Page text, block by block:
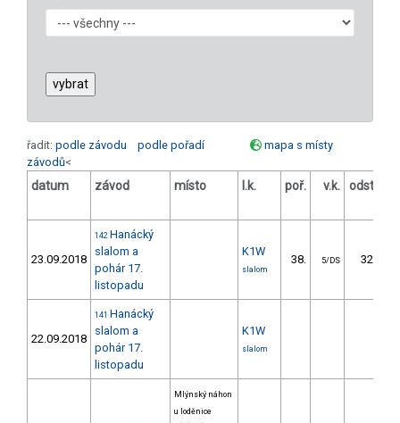
řadit: podle závodu podle pořadí
mapa s místy
závodů<
datum závod místo l.k. poř. v.k.
odstup
23.09.2018
142 Hanácký
slalom a
pohár 17.
listopadu
K1W
slalom
38. 5/DS 32.40
22.09.2018
141 Hanácký
slalom a
pohár 17.
listopadu
K1W
slalom
Mlýnský náhon
u loděnice